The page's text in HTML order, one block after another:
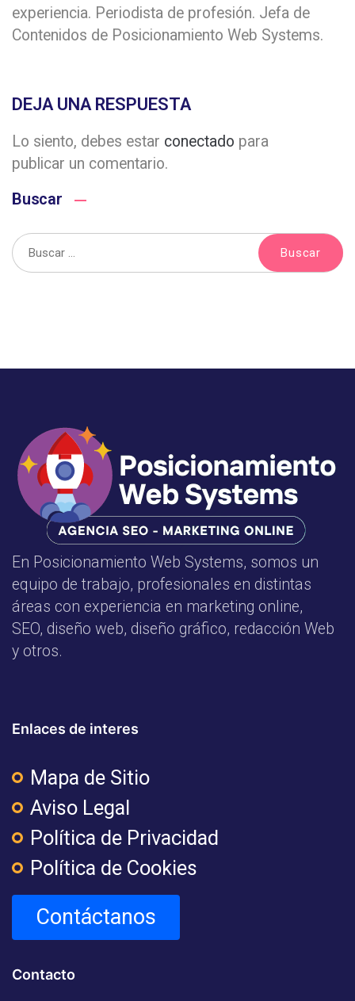
experiencia. Periodista de profesión. Jefa de
Contenidos de Posicionamiento Web Systems.
DEJA UNA RESPUESTA
Lo siento, debes estar conectado para
publicar un comentario.
Buscar
En Posicionamiento Web Systems, somos un
equipo de trabajo, profesionales en distintas
áreas con experiencia en marketing online,
SEO, diseño web, diseño gráfico, redacción Web
y otros.
Enlaces de interes
Mapa de Sitio
Aviso Legal
Política de Privacidad
Política de Cookies
Contáctanos
Contacto